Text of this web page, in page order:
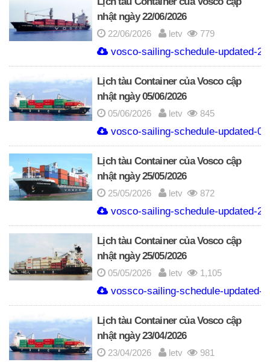
nhật ngày 22/06/2026
22/06/2026 letv 779
vosco-sailing-schedule-updated-
Lịch tàu Container của Vosco cập
nhật ngày 05/06/2026
05/06/2026 letv 845
vosco-sailing-schedule-updated-
Lịch tàu Container của Vosco cập
nhật ngày 25/05/2026
25/05/2026 letv 872
vosco-sailing-schedule-updated-
Lịch tàu Container của Vosco cập
nhật ngày 25/05/2026
05/05/2026 letv 1,105
vossco-sailing-schedule-updated-
Lịch tàu Container của Vosco cập
nhật ngày 23/04/2026
23/04/2026 letv 981